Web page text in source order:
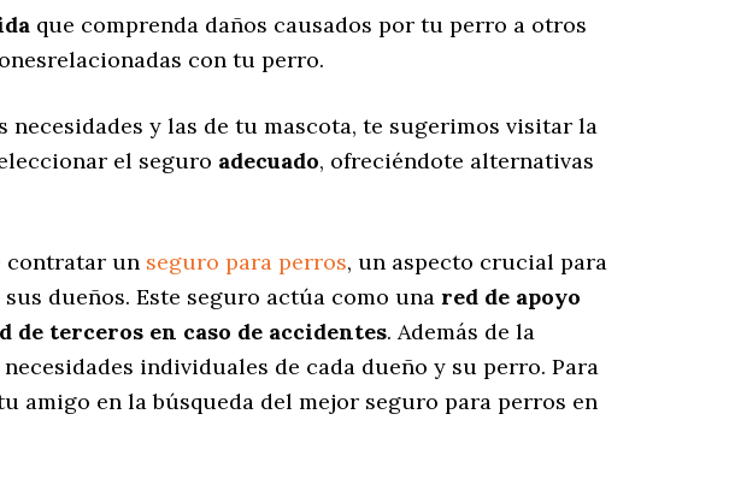
que comprenda daños causados por tu perro a otros
con tu perro.
necesidades y las de tu mascota, te sugerimos visitar la
el seguro adecuado, ofreciéndote alternativas
contratar un seguro para perros, un aspecto crucial para
dueños. Este seguro actúa como una red de apoyo
de terceros en caso de accidentes. Además de la
necesidades individuales de cada dueño y su perro. Para
amigo en la búsqueda del mejor seguro para perros en